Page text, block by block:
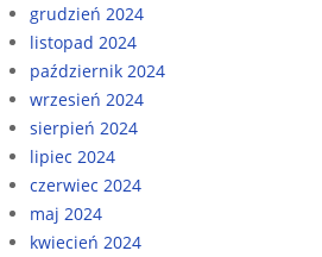
grudzień 2024
listopad 2024
październik 2024
wrzesień 2024
sierpień 2024
lipiec 2024
czerwiec 2024
maj 2024
kwiecień 2024